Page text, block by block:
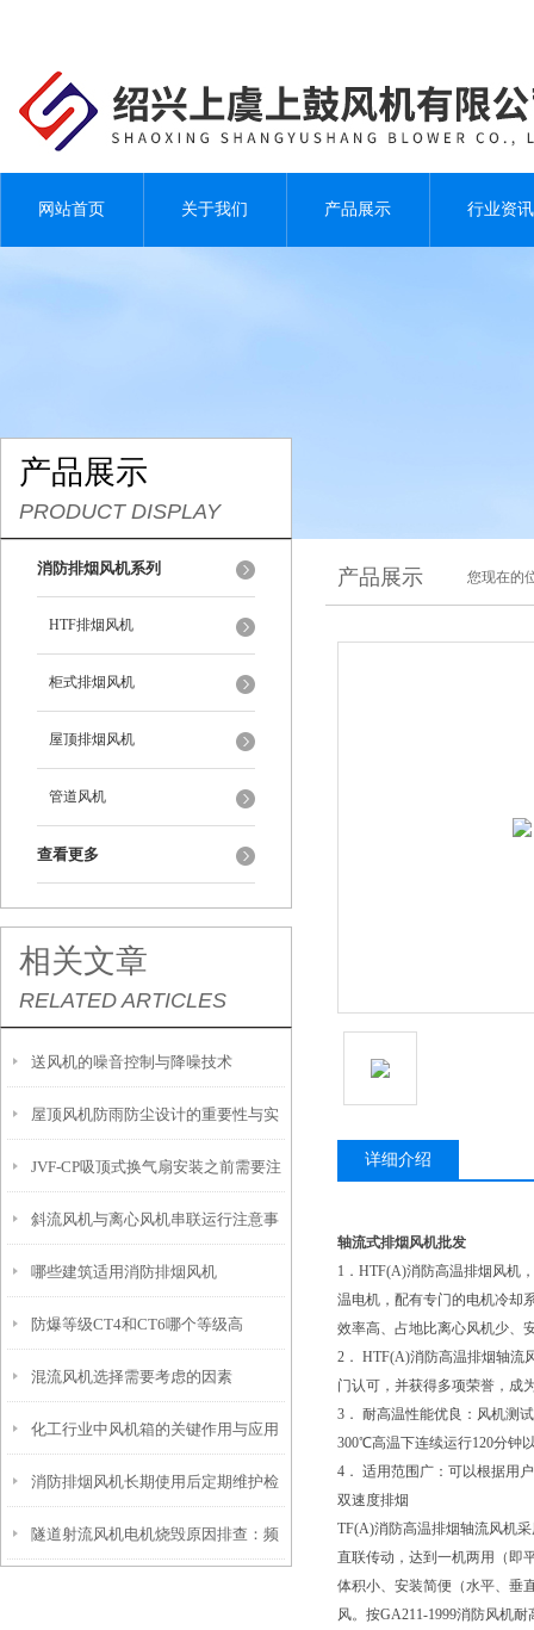
网站首页 关于我们 产品展示 行业资讯
产品展示
PRODUCT DISPLAY
消防排烟风机系列
HTF排烟风机
柜式排烟风机
屋顶排烟风机
管道风机
查看更多
相关文章
RELATED ARTICLES
送风机的噪音控制与降噪技术
屋顶风机防雨防尘设计的重要性与实
现方式
JVF-CP吸顶式换气扇安装之前需要注
意什么？怎么安装
斜流风机与离心风机串联运行注意事
项
哪些建筑适用消防排烟风机
防爆等级CT4和CT6哪个等级高
混流风机选择需要考虑的因素
化工行业中风机箱的关键作用与应用
要点
消防排烟风机长期使用后定期维护检
查
隧道射流风机电机烧毁原因排查：频
产品展示 您现在的
详细介绍
轴流式排烟风机批发
1．HTF(A)消防高温排烟风机
温电机，配有专门的电机冷却
效率高、占地比离心风机少、
2． HTF(A)消防高温排烟轴流
门认可，并获得多项荣誉，成
3． 耐高温性能优良：风机测
300℃高温下连续运行120分钟
4． 适用范围广：可以根据用
双速度排烟
TF(A)消防高温排烟轴流风机
直联传动，达到一机两用（即
体积小、安装简便（水平、垂
风。按GA211-1999消防风机